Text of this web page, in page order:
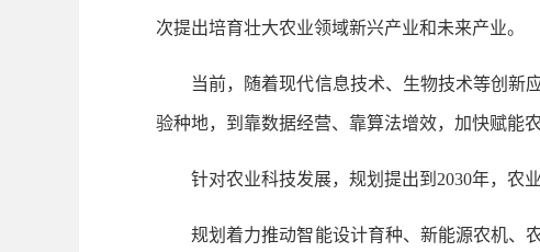
次提出培育壮大农业领域新兴产业和未来产业。
当前，随着现代信息技术、生物技术等创新应
验种地，到靠数据经营、靠算法增效，加快赋能
针对农业科技发展，规划提出到2030年，农业
规划着力推动智能设计育种、新能源农机、农